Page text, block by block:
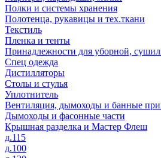
Полки и системы хранения
Полотенца, рукавицы и тех.ткани
Текстиль
Пленка и тенты
Принадлежности для уборной,
Спец одежда
Дистилляторы
Столы и стулья
Уплотнитель
Вентиляция, дымоходы и банные
Дымоходы и фасонные части
Крышная разделка и Мастер Флеш
д.115
д.100